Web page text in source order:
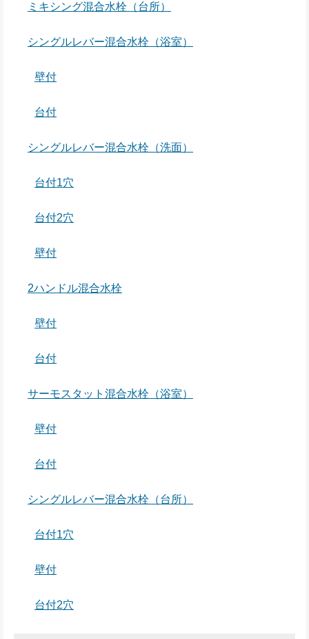
ミキシング混合水栓（台所）
シングルレバー混合水栓（浴室）
壁付
台付
シングルレバー混合水栓（洗面）
台付1穴
台付2穴
壁付
2ハンドル混合水栓
壁付
台付
サーモスタット混合水栓（浴室）
壁付
台付
シングルレバー混合水栓（台所）
台付1穴
壁付
台付2穴